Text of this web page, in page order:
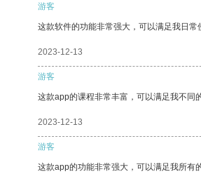
游客
这款软件的功能非常强大，可以满足我日常
2023-12-13
游客
这款app的课程非常丰富，可以满足我不同
2023-12-13
游客
这款app的功能非常强大，可以满足我所有